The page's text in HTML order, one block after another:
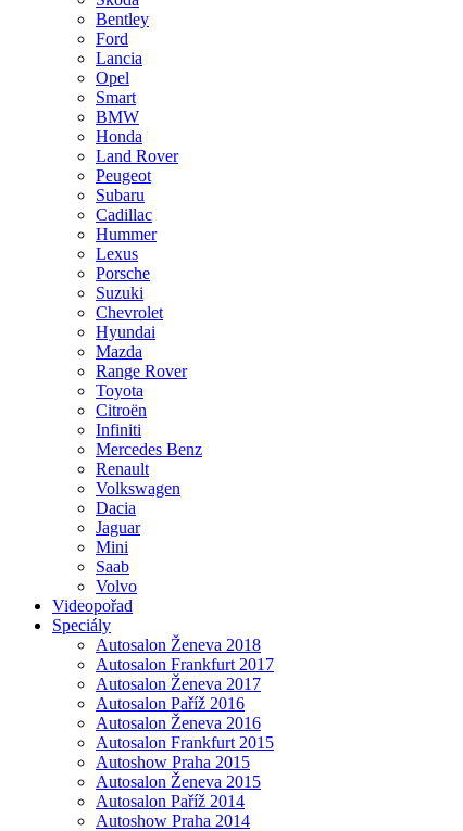
Bentley
Ford
Lancia
Opel
Smart
BMW
Honda
Land Rover
Peugeot
Subaru
Cadillac
Hummer
Lexus
Porsche
Suzuki
Chevrolet
Hyundai
Mazda
Range Rover
Toyota
Citroën
Infiniti
Mercedes Benz
Renault
Volkswagen
Dacia
Jaguar
Mini
Saab
Volvo
Videopořad
Speciály
Autosalon Ženeva 2018
Autosalon Frankfurt 2017
Autosalon Ženeva 2017
Autosalon Paříž 2016
Autosalon Ženeva 2016
Autosalon Frankfurt 2015
Autoshow Praha 2015
Autosalon Ženeva 2015
Autosalon Paříž 2014
Autoshow Praha 2014